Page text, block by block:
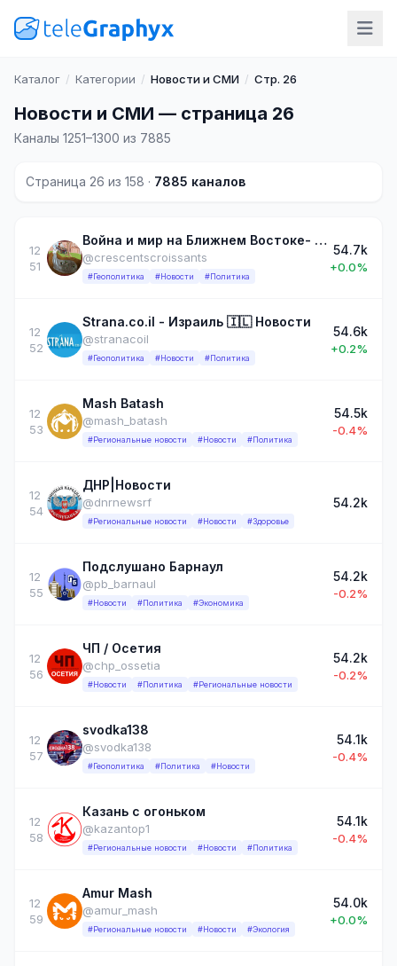
Каталог / Категории / Новости и СМИ / Стр. 26
Новости и СМИ — страница 26
Каналы 1251–1300 из 7885
Страница 26 из 158 · 7885 каналов
12
51
Война и мир на Ближнем Востоке- Дина Лиснянская.
@crescentscroissants
#Геополитика #Новости #Политика
54.7k
+0.0%
12
52
Strana.co.il - Израиль 🇮🇱 Новости
@stranacoil
#Геополитика #Новости #Политика
54.6k
+0.2%
12
53
Mash Batash
@mash_batash
#Региональные новости #Новости #Политика
54.5k
-0.4%
12
54
ДНР|Новости
@dnrnewsrf
#Региональные новости #Новости #Здоровье
54.2k
12
55
Подслушано Барнаул
@pb_barnaul
#Новости #Политика #Экономика
54.2k
-0.2%
12
56
ЧП / Осетия
@chp_ossetia
#Новости #Политика #Региональные новости
54.2k
-0.2%
12
57
svodka138
@svodka138
#Геополитика #Политика #Новости
54.1k
-0.4%
12
58
Казань с огоньком
@kazantop1
#Региональные новости #Новости #Политика
54.1k
-0.4%
12
59
Amur Mash
@amur_mash
#Региональные новости #Новости #Экология
54.0k
+0.0%